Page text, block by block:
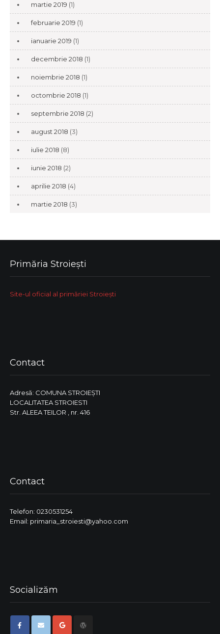
martie 2019 (1)
februarie 2019 (1)
ianuarie 2019 (1)
decembrie 2018 (1)
noiembrie 2018 (1)
octombrie 2018 (1)
septembrie 2018 (2)
august 2018 (3)
iulie 2018 (8)
iunie 2018 (2)
aprilie 2018 (4)
martie 2018 (3)
Primăria Stroiești
Site-ul oficial al primăriei Stroiești
Contact
Adresă: COMUNA STROIEŞTI
LOCALITATEA STROIESTI
Str. ALEEA TEILOR , nr. 416
Contact
Telefon: 0230531254
Email: primaria_stroiesti@yahoo.com
Socializăm